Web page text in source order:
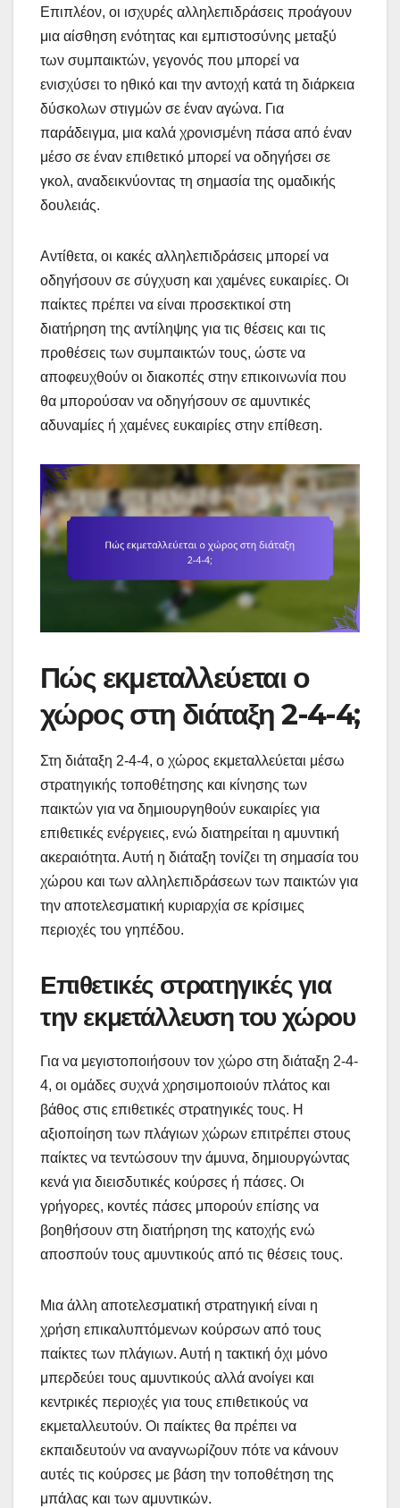
Επιπλέον, οι ισχυρές αλληλεπιδράσεις προάγουν
μια αίσθηση ενότητας και εμπιστοσύνης μεταξύ
των συμπαικτών, γεγονός που μπορεί να
ενισχύσει το ηθικό και την αντοχή κατά τη διάρκεια
δύσκολων στιγμών σε έναν αγώνα. Για
παράδειγμα, μια καλά χρονισμένη πάσα από έναν
μέσο σε έναν επιθετικό μπορεί να οδηγήσει σε
γκολ, αναδεικνύοντας τη σημασία της ομαδικής
δουλειάς.
Αντίθετα, οι κακές αλληλεπιδράσεις μπορεί να
οδηγήσουν σε σύγχυση και χαμένες ευκαιρίες. Οι
παίκτες πρέπει να είναι προσεκτικοί στη
διατήρηση της αντίληψης για τις θέσεις και τις
προθέσεις των συμπαικτών τους, ώστε να
αποφευχθούν οι διακοπές στην επικοινωνία που
θα μπορούσαν να οδηγήσουν σε αμυντικές
αδυναμίες ή χαμένες ευκαιρίες στην επίθεση.
Πώς εκμεταλλεύεται ο
χώρος στη διάταξη 2-4-4;
Στη διάταξη 2-4-4, ο χώρος εκμεταλλεύεται μέσω
στρατηγικής τοποθέτησης και κίνησης των
παικτών για να δημιουργηθούν ευκαιρίες για
επιθετικές ενέργειες, ενώ διατηρείται η αμυντική
ακεραιότητα. Αυτή η διάταξη τονίζει τη σημασία του
χώρου και των αλληλεπιδράσεων των παικτών για
την αποτελεσματική κυριαρχία σε κρίσιμες
περιοχές του γηπέδου.
Επιθετικές στρατηγικές για
την εκμετάλλευση του χώρου
Για να μεγιστοποιήσουν τον χώρο στη διάταξη 2-4-
4, οι ομάδες συχνά χρησιμοποιούν πλάτος και
βάθος στις επιθετικές στρατηγικές τους. Η
αξιοποίηση των πλάγιων χώρων επιτρέπει στους
παίκτες να τεντώσουν την άμυνα, δημιουργώντας
κενά για διεισδυτικές κούρσες ή πάσες. Οι
γρήγορες, κοντές πάσες μπορούν επίσης να
βοηθήσουν στη διατήρηση της κατοχής ενώ
αποσπούν τους αμυντικούς από τις θέσεις τους.
Μια άλλη αποτελεσματική στρατηγική είναι η
χρήση επικαλυπτόμενων κούρσων από τους
παίκτες των πλάγιων. Αυτή η τακτική όχι μόνο
μπερδεύει τους αμυντικούς αλλά ανοίγει και
κεντρικές περιοχές για τους επιθετικούς να
εκμεταλλευτούν. Οι παίκτες θα πρέπει να
εκπαιδευτούν να αναγνωρίζουν πότε να κάνουν
αυτές τις κούρσες με βάση την τοποθέτηση της
μπάλας και των αμυντικών.